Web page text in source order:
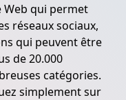
Web qui permet
réseaux sociaux,
qui peuvent être
de 20.000
catégories.
simplement sur